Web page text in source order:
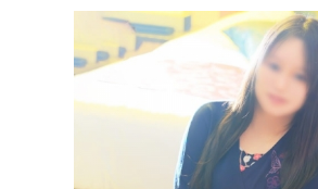
りと連携を取りながら頑張ってい
きましょう。それでは本日もよろ
しくお願いいたします！
と」。頑張りすぎなくてもいい。
無理しなくてもいい。それでも、
ちゃんと稼げる。「ちょっと気に
なるかも」その気持ちが、人生を
変える第一歩です！